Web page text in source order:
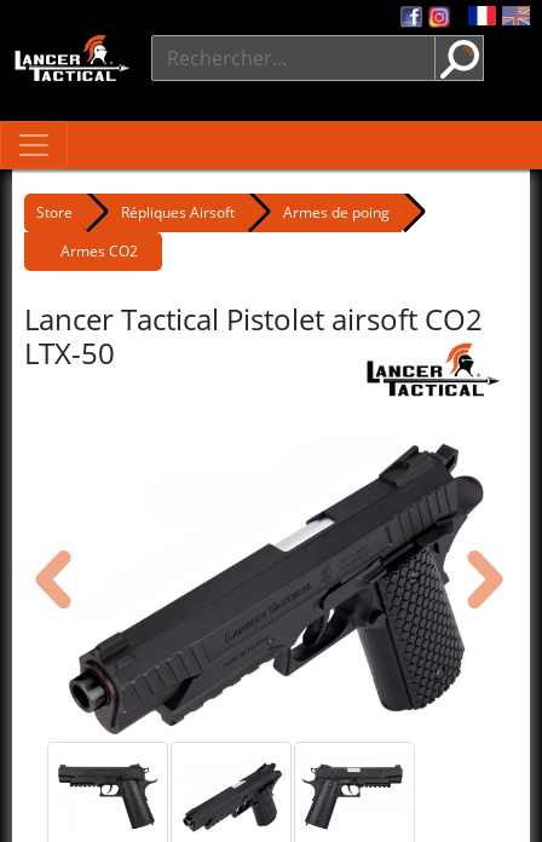
Store Répliques Airsoft
Armes de poing
Armes CO2
Lancer Tactical Pistolet airsoft CO2
LTX-50
précédent suivant